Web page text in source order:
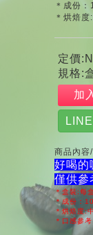
＊成份
＊烘焙
定價
規格:
加
商品內
好喝的
僅供參
＊盒裝:每
＊成份：
＊烘焙度:
＊口感參